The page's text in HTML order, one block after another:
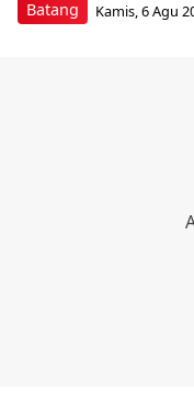
Batang Kamis, 6 Agu